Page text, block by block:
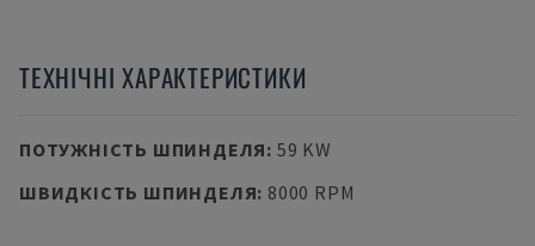
ТЕХНІЧНІ ХАРАКТЕРИСТИКИ
ПОТУЖНІСТЬ ШПИНДЕЛЯ: 59 KW
ШВИДКІСТЬ ШПИНДЕЛЯ: 8000 RPM